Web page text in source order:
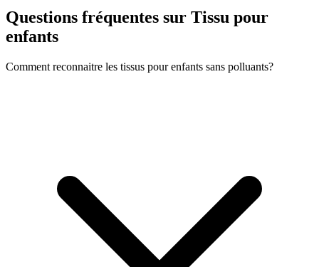
Questions fréquentes sur Tissu pour
enfants
Comment reconnaitre les tissus pour enfants sans polluants?